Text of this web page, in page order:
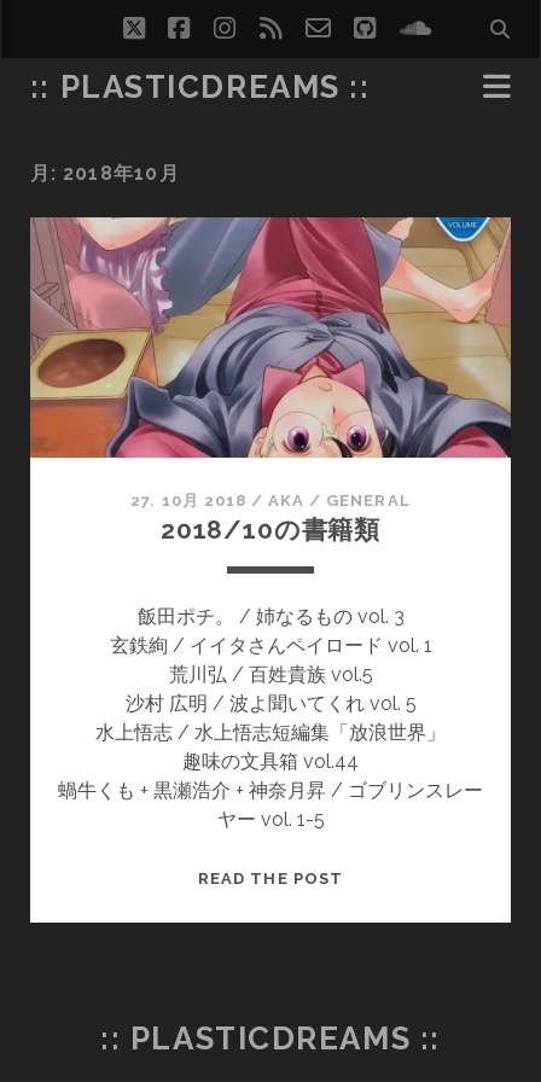
twitterfacebookinstagram
rss email-
form
github
:: PLASTICDREAMS ::
月: 2018年10月
27. 10月 2018 /AKA / GENERAL
2018/10の書籍類
飯田ポチ。 / 姉なるもの vol. 3
玄鉄絢 / イイタさんペイロード vol. 1
荒川弘 / 百姓貴族 vol.5
沙村 広明 / 波よ聞いてくれ vol. 5
水上悟志 / 水上悟志短編集「放浪世界」
趣味の文具箱 vol.44
蝸牛くも + 黒瀬浩介 + 神奈月昇 / ゴブリンスレー
ヤー vol. 1-5
READ THE POST
:: PLASTICDREAMS ::